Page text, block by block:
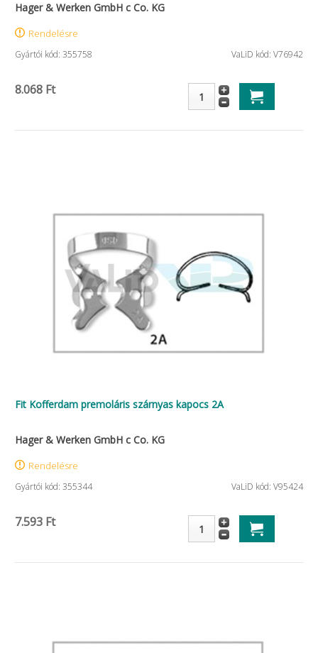
Hager & Werken GmbH c Co. KG
Rendelésre
Gyártói kód: 355758 VaLiD kód: V76942
8.068 Ft
Fit Kofferdam premoláris szárnyas kapocs 2A
Hager & Werken GmbH c Co. KG
Rendelésre
Gyártói kód: 355344 VaLiD kód: V95424
7.593 Ft